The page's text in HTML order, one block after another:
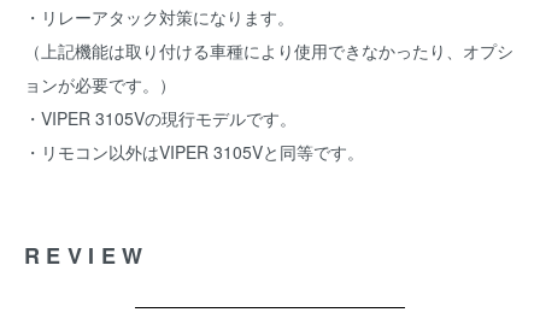
・リレーアタック対策になります。
（上記機能は取り付ける車種により使用できなかったり、オプシ
ョンが必要です。）
・VIPER 3105Vの現行モデルです。
・リモコン以外はVIPER 3105Vと同等です。
REVIEW